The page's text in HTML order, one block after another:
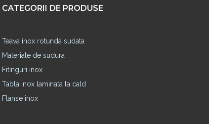
CATEGORII DE PRODUSE
Teava inox rotunda sudata
Materiale de sudura
Fitinguri inox
Tabla inox laminata la cald
Flanse inox